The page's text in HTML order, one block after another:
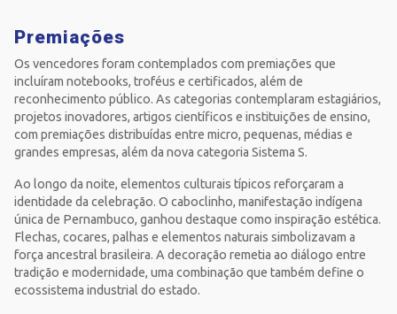
Premiações
Os vencedores foram contemplados com premiações que
incluíram notebooks, troféus e certificados, além de
reconhecimento público. As categorias contemplaram estagiários,
projetos inovadores, artigos científicos e instituições de ensino,
com premiações distribuídas entre micro, pequenas, médias e
grandes empresas, além da nova categoria Sistema S.
Ao longo da noite, elementos culturais típicos reforçaram a
identidade da celebração. O caboclinho, manifestação indígena
única de Pernambuco, ganhou destaque como inspiração estética.
Flechas, cocares, palhas e elementos naturais simbolizavam a
força ancestral brasileira. A decoração remetia ao diálogo entre
tradição e modernidade, uma combinação que também define o
ecossistema industrial do estado.